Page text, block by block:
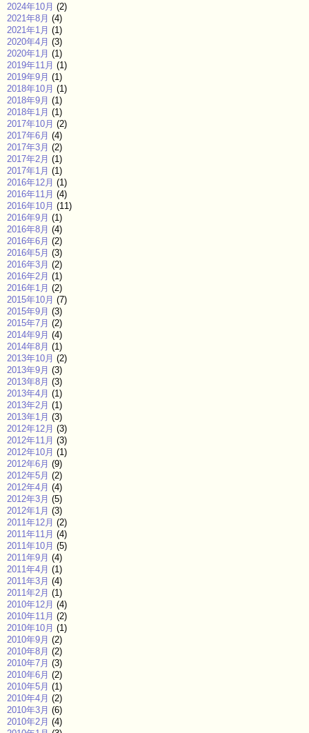
2024年10月 (2)
2021年8月 (4)
2021年1月 (1)
2020年4月 (3)
2020年1月 (1)
2019年11月 (1)
2019年9月 (1)
2018年10月 (1)
2018年9月 (1)
2018年1月 (1)
2017年10月 (2)
2017年6月 (4)
2017年3月 (2)
2017年2月 (1)
2017年1月 (1)
2016年12月 (1)
2016年11月 (4)
2016年10月 (11)
2016年9月 (1)
2016年8月 (4)
2016年6月 (2)
2016年5月 (3)
2016年3月 (2)
2016年2月 (1)
2016年1月 (2)
2015年10月 (7)
2015年9月 (3)
2015年7月 (2)
2014年9月 (4)
2014年8月 (1)
2013年10月 (2)
2013年9月 (3)
2013年8月 (3)
2013年4月 (1)
2013年2月 (1)
2013年1月 (3)
2012年12月 (3)
2012年11月 (3)
2012年10月 (1)
2012年6月 (9)
2012年5月 (2)
2012年4月 (4)
2012年3月 (5)
2012年1月 (3)
2011年12月 (2)
2011年11月 (4)
2011年10月 (5)
2011年9月 (4)
2011年4月 (1)
2011年3月 (4)
2011年2月 (1)
2010年12月 (4)
2010年11月 (2)
2010年10月 (1)
2010年9月 (2)
2010年8月 (2)
2010年7月 (3)
2010年6月 (2)
2010年5月 (1)
2010年4月 (2)
2010年3月 (6)
2010年2月 (4)